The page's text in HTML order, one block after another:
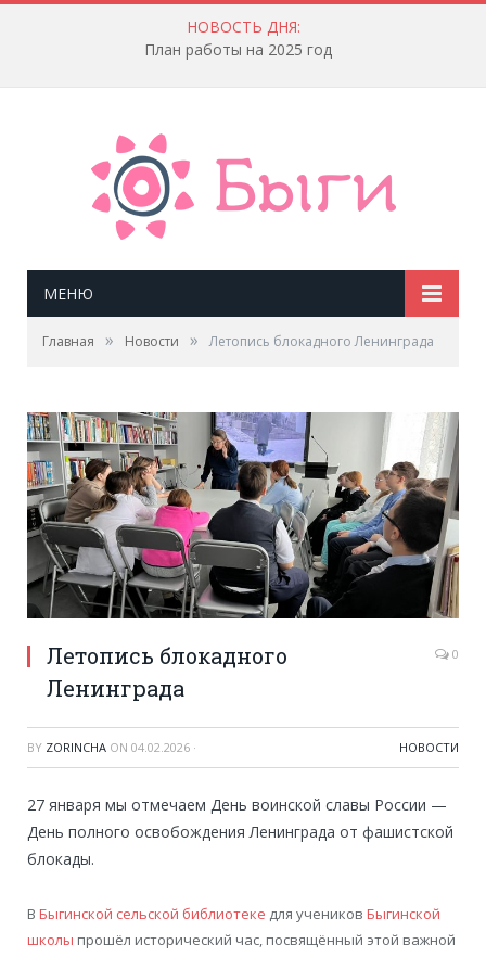
НОВОСТЬ ДНЯ:
План работы на 2025 год
МЕНЮ
Главная » Новости » Летопись блокадного Ленинграда
Летопись блокадного
Ленинграда
0
BY ZORINCHA ON 04.02.2026 · НОВОСТИ
27 января мы отмечаем День воинской славы России —
День полного освобождения Ленинграда от фашистской
блокады.
В Быгинской сельской библиотеке для учеников Быгинской
школы прошёл исторический час, посвящённый этой важной